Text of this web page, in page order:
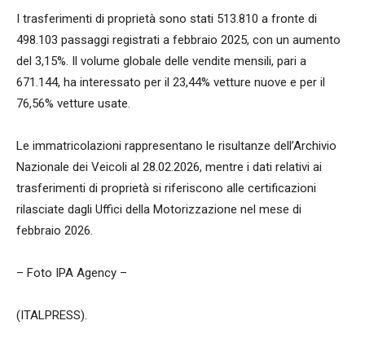
I trasferimenti di proprietà sono stati 513.810 a fronte di
498.103 passaggi registrati a febbraio 2025, con un aumento
del 3,15%. Il volume globale delle vendite mensili, pari a
671.144, ha interessato per il 23,44% vetture nuove e per il
76,56% vetture usate.
Le immatricolazioni rappresentano le risultanze dell’Archivio
Nazionale dei Veicoli al 28.02.2026, mentre i dati relativi ai
trasferimenti di proprietà si riferiscono alle certificazioni
rilasciate dagli Uffici della Motorizzazione nel mese di
febbraio 2026.
– Foto IPA Agency –
(ITALPRESS).